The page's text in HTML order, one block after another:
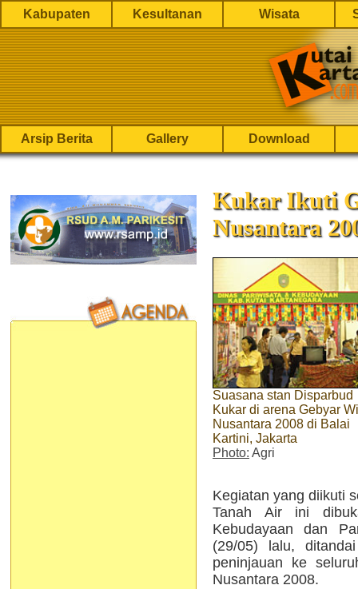
Kabupaten Kesultanan Wisata
Arsip Berita Gallery Download
Kukar Ikuti
Nusantara
Suasana stan Disparbud
Kukar di arena Gebyar
Nusantara 2008 di Balai
Kartini, Jakarta
Photo: Agri
Kegiatan yang diikuti
Tanah Air ini
Kebudayaan dan
(29/05) lalu,
peninjauan ke
Nusantara 2008.